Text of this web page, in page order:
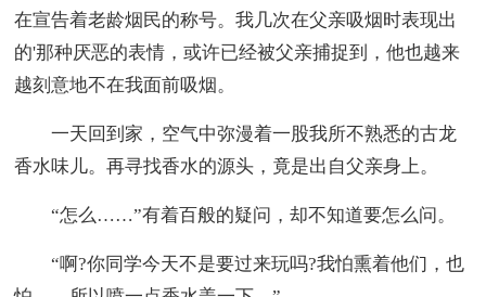
在宣告着老龄烟民的称号。我几次在父亲吸烟时表现出
的'那种厌恶的表情，或许已经被父亲捕捉到，他也越来
越刻意地不在我面前吸烟。
一天回到家，空气中弥漫着一股我所不熟悉的古龙
香水味儿。再寻找香水的源头，竟是出自父亲身上。
“怎么……”有着百般的疑问，却不知道要怎么问。
“啊?你同学今天不是要过来玩吗?我怕熏着他们，也